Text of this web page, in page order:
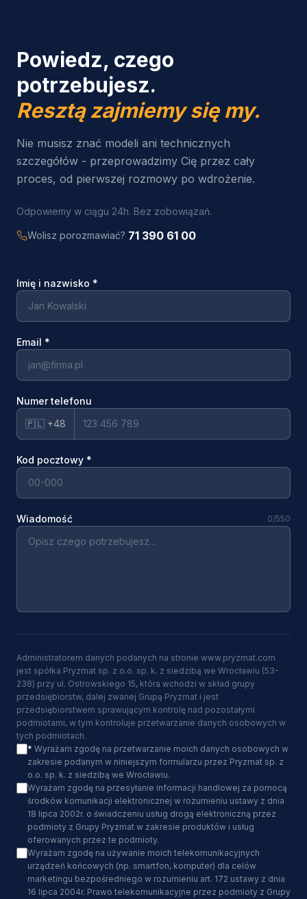
Powiedz, czego
potrzebujesz.
Resztą zajmiemy się my.
Nie musisz znać modeli ani technicznych
szczegółów - przeprowadzimy Cię przez cały
proces, od pierwszej rozmowy po wdrożenie.
Odpowiemy w ciągu 24h. Bez zobowiązań.
Wolisz porozmawiać? 71 390 61 00
Imię i nazwisko *
Email *
Numer telefonu
🇵🇱 +48
Kod pocztowy *
Wiadomość 0/550
Administratorem danych podanych na stronie www.pryzmat.com
jest spółka Pryzmat sp. z o.o. sp. k. z siedzibą we Wrocławiu (53-
238) przy ul. Ostrowskiego 15, która wchodzi w skład grupy
przedsiębiorstw, dalej zwanej Grupą Pryzmat i jest
przedsiębiorstwem sprawującym kontrolę nad pozostałymi
podmiotami, w tym kontroluje przetwarzanie danych osobowych w
tych podmiotach.
* Wyrażam zgodę na przetwarzanie moich danych osobowych w
zakresie podanym w niniejszym formularzu przez Pryzmat sp. z
o.o. sp. k. z siedzibą we Wrocławiu.
Wyrażam zgodę na przesyłanie informacji handlowej za pomocą
środków komunikacji elektronicznej w rozumieniu ustawy z dnia
18 lipca 2002r. o świadczeniu usług drogą elektroniczną przez
podmioty z Grupy Pryzmat w zakresie produktów i usług
oferowanych przez te podmioty.
Wyrażam zgodę na używanie moich telekomunikacyjnych
urządzeń końcowych (np. smartfon, komputer) dla celów
marketingu bezpośredniego w rozumieniu art. 172 ustawy z dnia
16 lipca 2004r. Prawo telekomunikacyjne przez podmioty z Grupy